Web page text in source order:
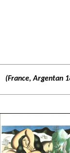
(France, Argentan